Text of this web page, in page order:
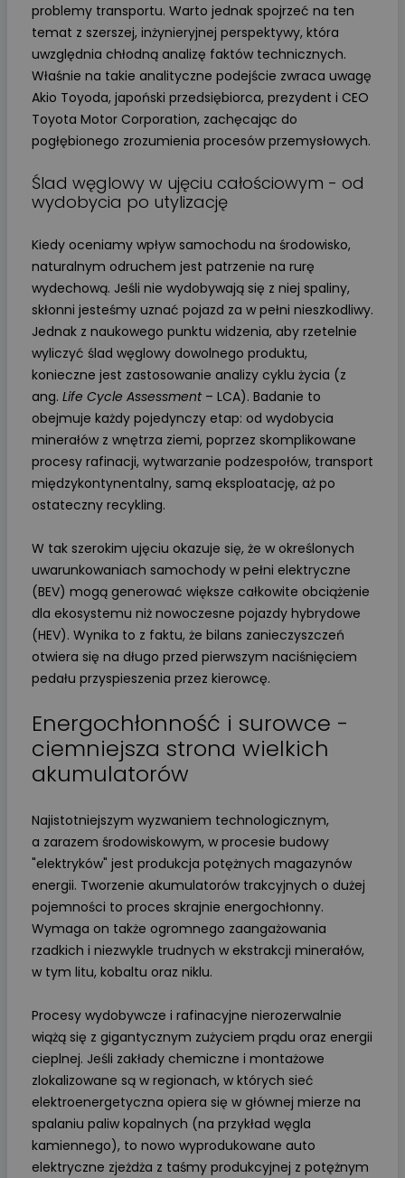
problemy transportu. Warto jednak spojrzeć na ten
temat z szerszej, inżynieryjnej perspektywy, która
uwzględnia chłodną analizę faktów technicznych.
Właśnie na takie analityczne podejście zwraca uwagę
Akio Toyoda, japoński przedsiębiorca, prezydent i CEO
Toyota Motor Corporation, zachęcając do
pogłębionego zrozumienia procesów przemysłowych.
Ślad węglowy w ujęciu całościowym - od
wydobycia po utylizację
Kiedy oceniamy wpływ samochodu na środowisko,
naturalnym odruchem jest patrzenie na rurę
wydechową. Jeśli nie wydobywają się z niej spaliny,
skłonni jesteśmy uznać pojazd za w pełni nieszkodliwy.
Jednak z naukowego punktu widzenia, aby rzetelnie
wyliczyć ślad węglowy dowolnego produktu,
konieczne jest zastosowanie analizy cyklu życia (z
ang. Life Cycle Assessment– LCA). Badanie to
obejmuje każdy pojedynczy etap: od wydobycia
minerałów z wnętrza ziemi, poprzez skomplikowane
procesy rafinacji, wytwarzanie podzespołów, transport
międzykontynentalny, samą eksploatację, aż po
ostateczny recykling.
W tak szerokim ujęciu okazuje się, że w określonych
uwarunkowaniach samochody w pełni elektryczne
(BEV) mogą generować większe całkowite obciążenie
dla ekosystemu niż nowoczesne pojazdy hybrydowe
(HEV). Wynika to z faktu, że bilans zanieczyszczeń
otwiera się na długo przed pierwszym naciśnięciem
pedału przyspieszenia przez kierowcę.
Energochłonność i surowce -
ciemniejsza strona wielkich
akumulatorów
Najistotniejszym wyzwaniem technologicznym,
a zarazem środowiskowym, w procesie budowy
"elektryków" jest produkcja potężnych magazynów
energii. Tworzenie akumulatorów trakcyjnych o dużej
pojemności to proces skrajnie energochłonny.
Wymaga on także ogromnego zaangażowania
rzadkich i niezwykle trudnych w ekstrakcji minerałów,
w tym litu, kobaltu oraz niklu.
Procesy wydobywcze i rafinacyjne nierozerwalnie
wiążą się z gigantycznym zużyciem prądu oraz energii
cieplnej. Jeśli zakłady chemiczne i montażowe
zlokalizowane są w regionach, w których sieć
elektroenergetyczna opiera się w głównej mierze na
spalaniu paliw kopalnych (na przykład węgla
kamiennego), to nowo wyprodukowane auto
elektryczne zjeżdża z taśmy produkcyjnej z potężnym